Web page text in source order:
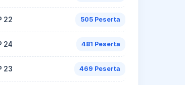
22 505 Peserta
24 481 Peserta
23 469 Peserta